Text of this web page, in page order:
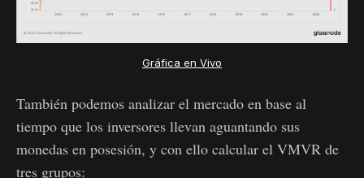
Gráfica en Vivo
También podemos analizar el mercado en base al
tiempo que los inversores llevan aguantando sus
monedas en posesión, y con ello calcular el VMVR de
tres grupos: